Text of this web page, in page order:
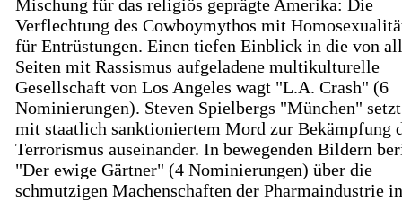
Mischung für das religiös geprägte Amerika: Die
Verflechtung des Cowboymythos mit
für Entrüstungen. Einen tiefen Einblick in die von
Seiten mit Rassismus aufgeladene multikulturelle
Gesellschaft von Los Angeles wagt "L.A. Crash" (6
Nominierungen). Steven Spielbergs "München"
mit staatlich sanktioniertem Mord zur Bekämpfung
Terrorismus auseinander. In bewegenden Bildern
"Der ewige Gärtner" (4 Nominierungen) über die
schmutzigen Machenschaften der Pharmaindustrie